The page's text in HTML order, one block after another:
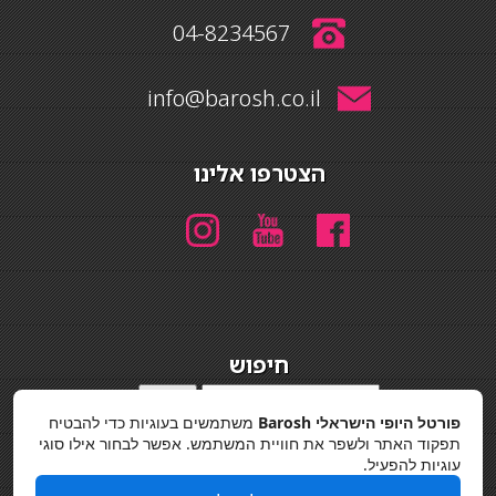
04-8234567
info@barosh.co.il
הצטרפו אלינו
חיפוש
מדיניות פרטיות
פורטל היופי הישראלי Barosh
משתמשים בעוגיות כדי להבטיח
תפקוד האתר ולשפר את חוויית המשתמש. אפשר לבחור אילו סוגי
עוגיות להפעיל.